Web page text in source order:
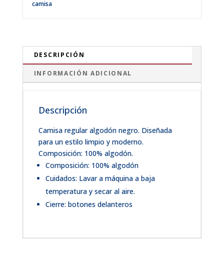
camisa
DESCRIPCIÓN
INFORMACIÓN ADICIONAL
Descripción
Camisa regular algodón negro. Diseñada
para un estilo limpio y moderno.
Composición: 100% algodón.
Composición: 100% algodón
Cuidados: Lavar a máquina a baja
temperatura y secar al aire.
Cierre: botones delanteros